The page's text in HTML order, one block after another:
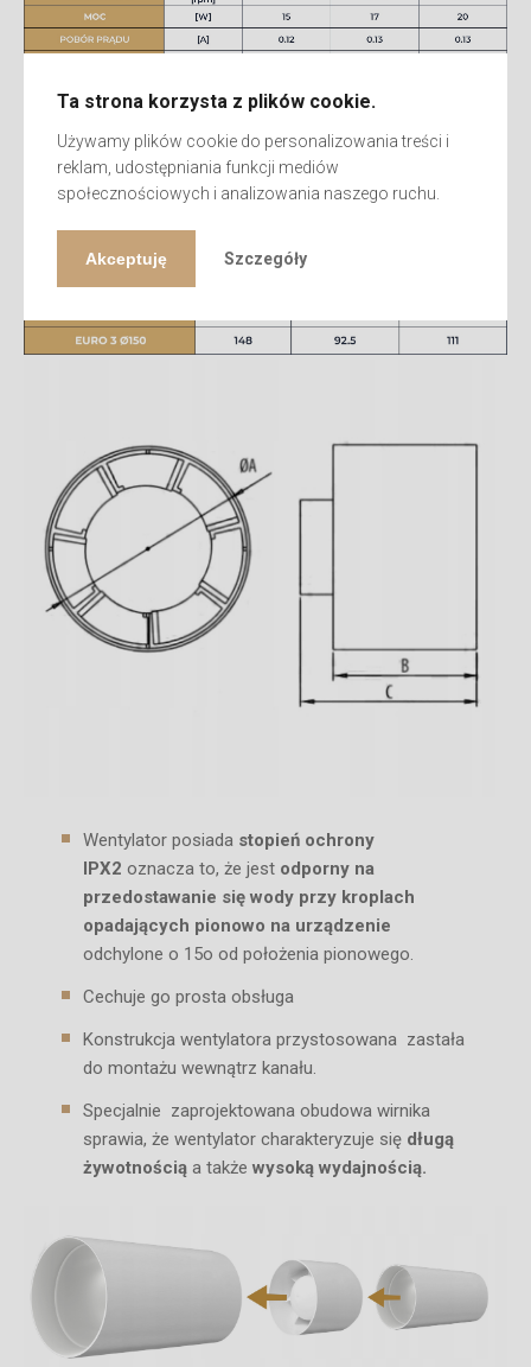
PARAMETRY TECHNICZNE
Wentylator posiada stopień ochrony
IPX2 oznacza to, że jest odporny na
przedostawanie się wody przy kroplach
opadających pionowo na urządzenie
odchylone o 15o od położenia pionowego.
Cechuje go prosta obsługa
Konstrukcja wentylatora przystosowana zastała
do montażu wewnątrz kanału.
Specjalnie zaprojektowana obudowa wirnika
sprawia, że wentylator charakteryzuje się długą
żywotnością a także wysoką wydajnością.
Ta strona korzysta z plików cookie.
Używamy plików cookie do personalizowania treści i
reklam, udostępniania funkcji mediów
społecznościowych i analizowania naszego ruchu.
Akceptuję Szczegóły